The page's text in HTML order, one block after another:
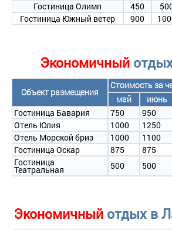
Гостиница Олимп
450
Гостиница Южный ветер
900
Экономичный
Объект размещения
Стоимость за
май
июнь
Гостиница Бавария
750 950
Отель Юлия
1000 1250
Отель Морской бриз
1000 1100
Гостиница Оскар
875 875
Гостиница
Театральная 500 500
Экономичный отдых в